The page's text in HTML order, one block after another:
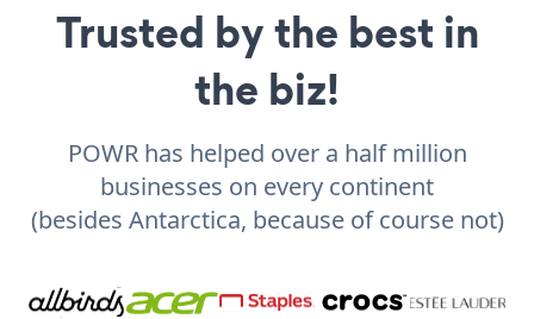
Trusted by the best in
the biz!
POWR has helped over a half million
businesses on every continent
(besides Antarctica, because of course not)